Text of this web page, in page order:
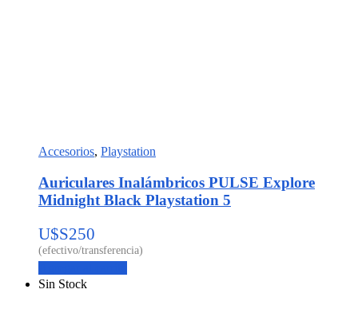
Accesorios, Playstation
Auriculares Inalámbricos PULSE Explore
Midnight Black Playstation 5
U$S250
Sin Stock